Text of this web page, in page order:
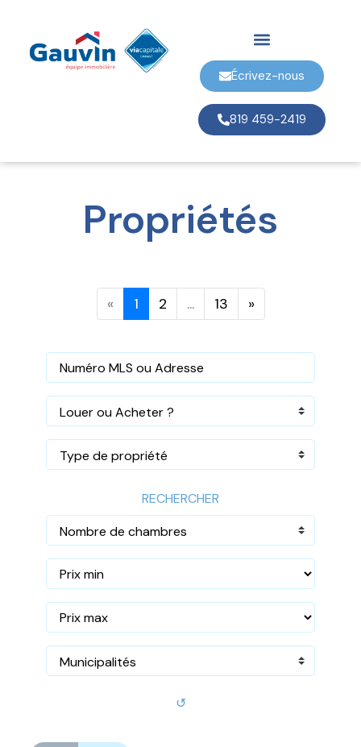
Écrivez-nous
819 459-2419
Propriétés
« 1 2 ... 13 »
Louer ou Acheter ?
Type de propriété
RECHERCHER
Nombre de chambres
Municipalités
↺